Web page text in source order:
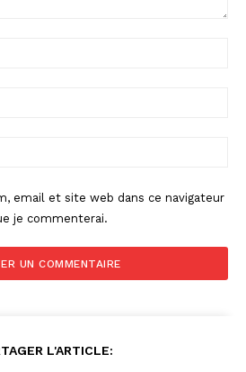
email et site web dans ce navigateur
je commenterai.
L'ARTICLE: